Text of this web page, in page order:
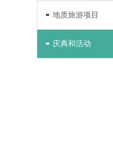
地质旅游项目
庆典和活动